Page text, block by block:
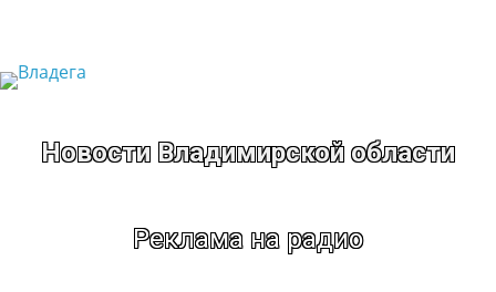
содержимому
Новости Владимирской области
Реклама на радио